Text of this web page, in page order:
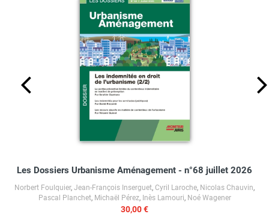
Les Dossiers Urbanisme Aménagement - n°68 juillet 2026
Norbert Foulquier, Jean-François Inserguet, Cyril Laroche, Nicolas Chauvin,
Pascal Planchet, Michaël Pérez, Inès Lamouri, Noé Wagener
30,00 €